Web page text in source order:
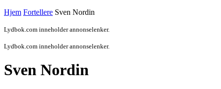
Hjem Fortellere Sven Nordin
Lydbok.com inneholder annonselenker.
Lydbok.com inneholder annonselenker.
Sven Nordin